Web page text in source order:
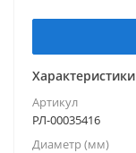
Характеристики
Артикул
РЛ-00035416
Диаметр (мм)